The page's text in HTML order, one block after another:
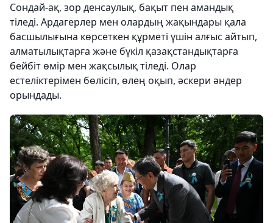
Сондай-ақ, зор денсаулық, бақыт пен амандық
тіледі. Ардагерлер мен олардың жақындары қала
басшылығына көрсеткен құрметі үшін алғыс айтып,
алматылықтарға және бүкіл қазақстандықтарға
бейбіт өмір мен жақсылық тіледі. Олар
естеліктерімен бөлісіп, өлең оқып, әскери әндер
орындады.